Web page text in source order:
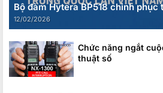
Bộ đàm Hytera BP518 chinh
12/02/2026
Chức năng ngắt
thuật số